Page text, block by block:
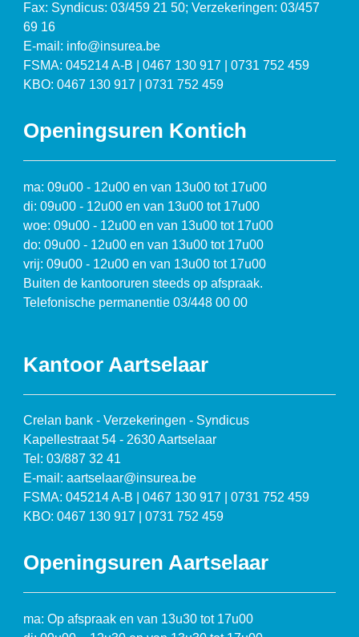
Fax: Syndicus: 03/459 21 50; Verzekeringen: 03/457
69 16
E-mail: info@insurea.be
FSMA: 045214 A-B | 0467 130 917 | 0731 752 459
KBO: 0467 130 917 | 0731 752 459
Openingsuren Kontich
ma: 09u00 - 12u00 en van 13u00 tot 17u00
di: 09u00 - 12u00 en van 13u00 tot 17u00
woe: 09u00 - 12u00 en van 13u00 tot 17u00
do: 09u00 - 12u00 en van 13u00 tot 17u00
vrij: 09u00 - 12u00 en van 13u00 tot 17u00
Buiten de kantooruren steeds op afspraak.
Telefonische permanentie 03/448 00 00
Kantoor Aartselaar
Crelan bank - Verzekeringen - Syndicus
Kapellestraat 54 - 2630 Aartselaar
Tel: 03/887 32 41
E-mail: aartselaar@insurea.be
FSMA: 045214 A-B | 0467 130 917 | 0731 752 459
KBO: 0467 130 917 | 0731 752 459
Openingsuren Aartselaar
ma: Op afspraak en van 13u30 tot 17u00